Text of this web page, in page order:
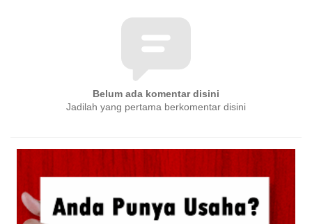
Belum ada komentar disini
Jadilah yang pertama berkomentar disini